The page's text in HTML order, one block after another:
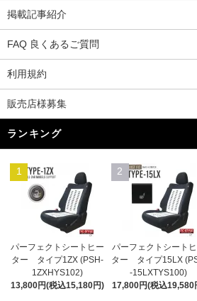
掲載記事紹介
FAQ 良くあるご質問
利用規約
販売店様募集
ランキング
1
パーフェクトシートヒー
ター タイプ1ZX (PSH-
1ZXHYS102)
13,800円(税込15,180円)
2
パーフェクトシート
ター タイプ15LX
-15LXTYS100)
17,800円(税込19,580